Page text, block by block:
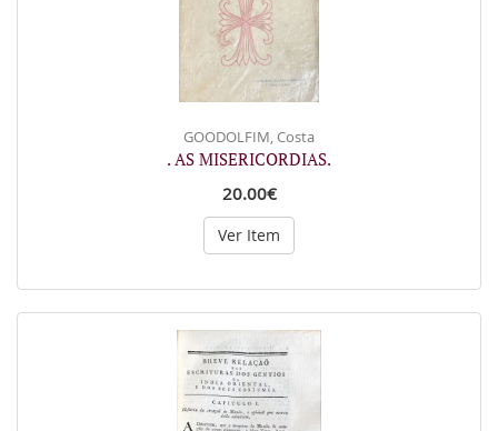
GOODOLFIM, Costa
. AS MISERICORDIAS.
20.00€
Ver Item